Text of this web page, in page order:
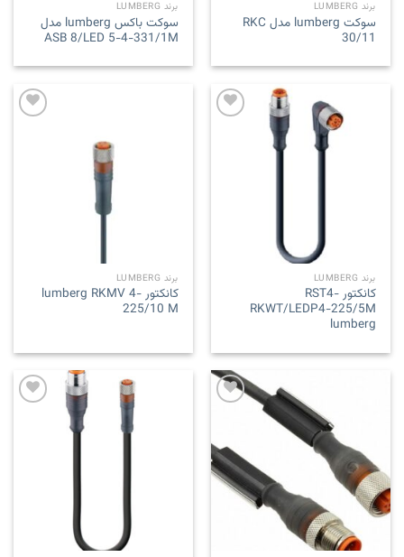
برند LUMBERG
سوکت lumberg مدل RKC
30/11
برند LUMBERG
سوکت باکس lumberg مدل
ASB 8/LED 5-4-331/1M
برند LUMBERG
کانکتور RST4-
RKWT/LEDP4-225/5M
lumberg
برند LUMBERG
کانکتور lumberg RKMV 4-
225/10 M
Add to
wishlist